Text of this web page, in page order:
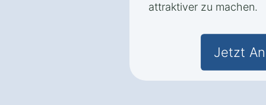
attraktiver zu machen.
Jetzt